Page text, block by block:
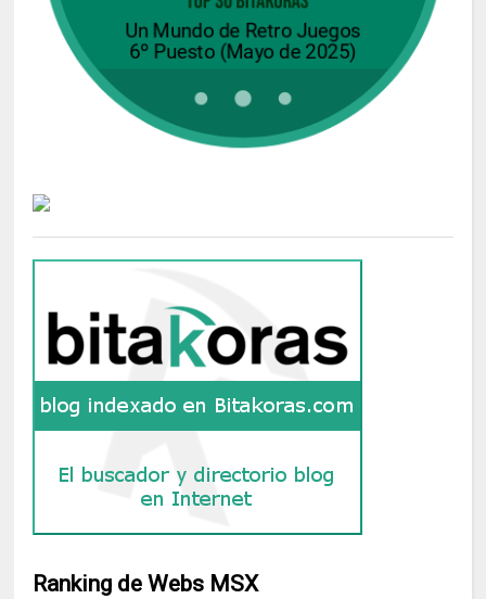
Ranking de Webs MSX